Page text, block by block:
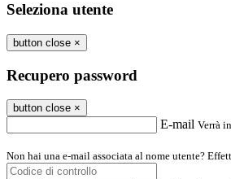
Seleziona utente
button close ×
Recupero password
button close ×
E-mail Verrà
Non hai una e-mail associata al nome utente?